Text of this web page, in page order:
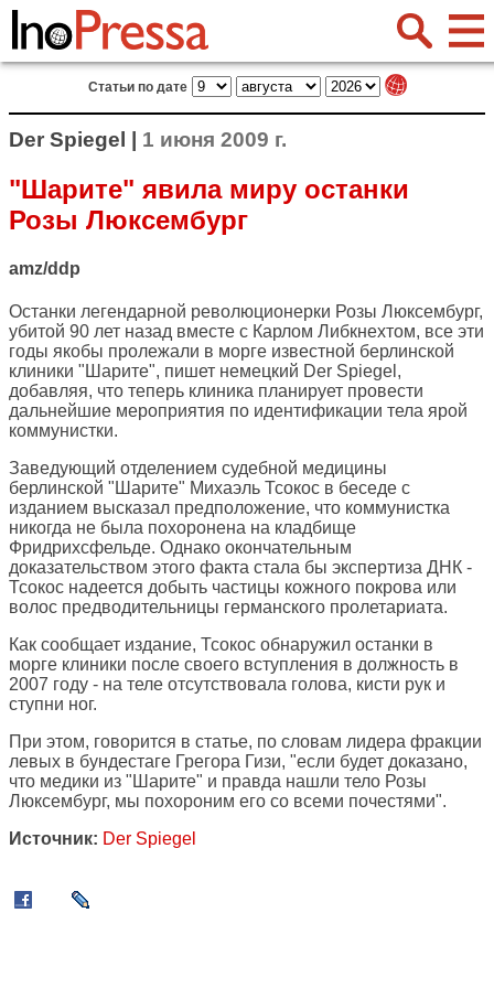
Статьи по дате
Der Spiegel | 1 июня 2009 г.
"Шарите" явила миру останки
Розы Люксембург
amz/ddp
Останки легендарной революционерки Розы Люксембург,
убитой 90 лет назад вместе с Карлом Либкнехтом, все эти
годы якобы пролежали в морге известной берлинской
клиники "Шарите", пишет немецкий Der Spiegel ,
добавляя, что теперь клиника планирует провести
дальнейшие мероприятия по идентификации тела ярой
коммунистки.
Заведующий отделением судебной медицины
берлинской "Шарите" Михаэль Тсокос в беседе с
изданием высказал предположение, что коммунистка
никогда не была похоронена на кладбище
Фридрихсфельде. Однако окончательным
доказательством этого факта стала бы экспертиза ДНК -
Тсокос надеется добыть частицы кожного покрова или
волос предводительницы германского пролетариата.
Как сообщает издание, Тсокос обнаружил останки в
морге клиники после своего вступления в должность в
2007 году - на теле отсутствовала голова, кисти рук и
ступни ног.
При этом, говорится в статье, по словам лидера фракции
левых в бундестаге Грегора Гизи, "если будет доказано,
что медики из "Шарите" и правда нашли тело Розы
Люксембург, мы похороним его со всеми почестями".
Источник: Der Spiegel